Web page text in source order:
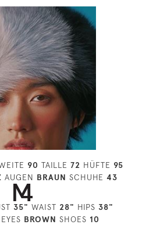
90 TAILLE 72 HÜFTE 95
AUGEN BRAUN SCHUHE 43
35" WAIST 28" HIPS 38"
EYES BROWN SHOES 10